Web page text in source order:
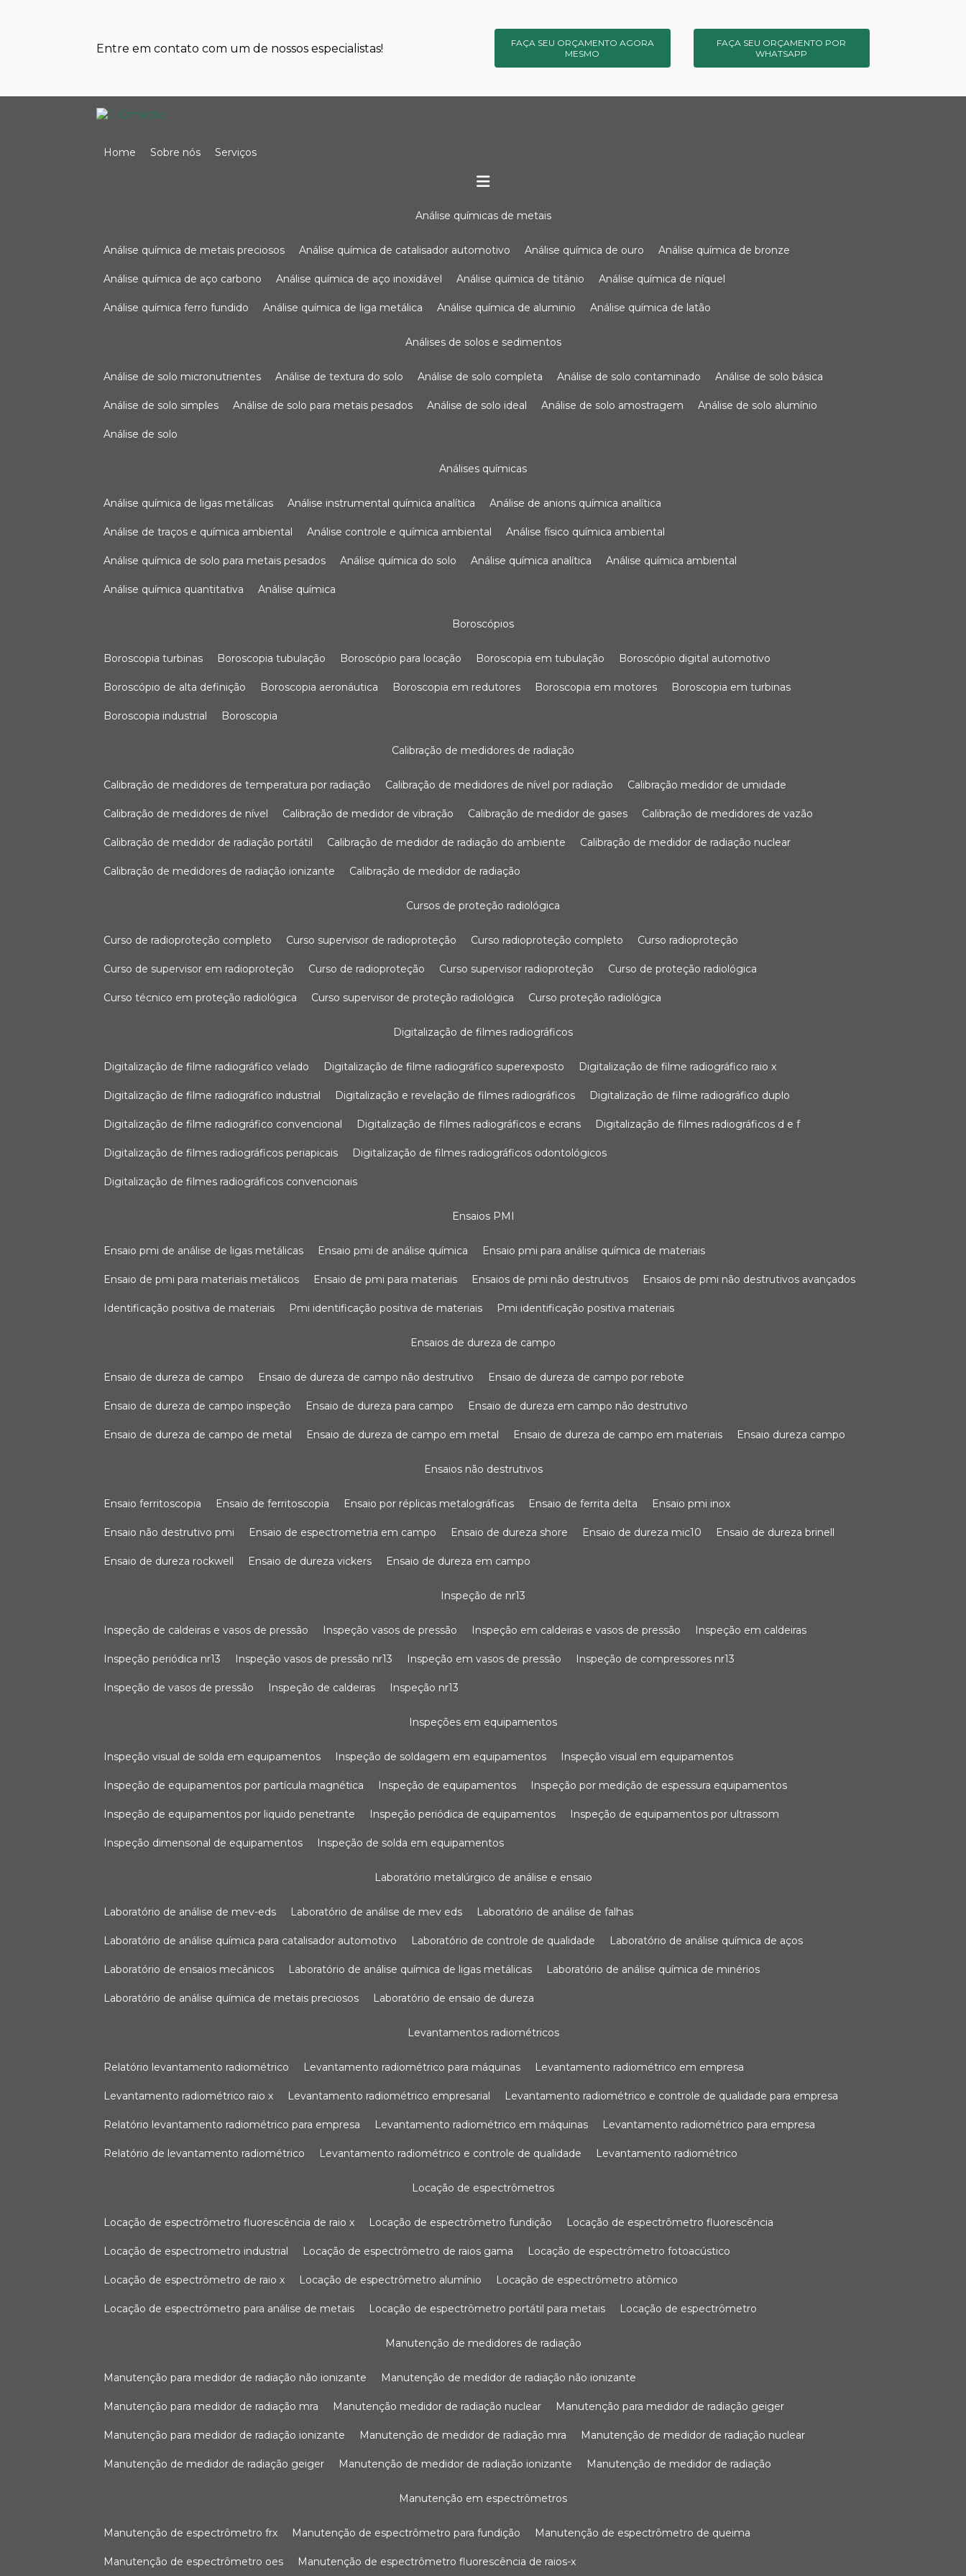
Entre em contato com um de nossos especialistas!
FAÇA SEU ORÇAMENTO AGORA
MESMO
FAÇA SEU ORÇAMENTO POR
WHATSAPP
Home Sobre nós Serviços
análise químicas de metais
análise química de metais preciosos análise química de catalisador automotivo análise química de ouro análise química de bronze
análise química de aço carbono análise química de aço inoxidável análise química de titânio análise química de níquel
análise química ferro fundido análise química de liga metálica análise química de aluminio análise química de latão
análises de solos e sedimentos
análise de solo micronutrientes análise de textura do solo análise de solo completa análise de solo contaminado análise de solo básica
análise de solo simples análise de solo para metais pesados análise de solo ideal análise de solo amostragem análise de solo alumínio
análise de solo
análises químicas
análise química de ligas metálicas análise instrumental química analítica análise de anions química analítica
análise de traços e química ambiental análise controle e química ambiental análise físico química ambiental
análise química de solo para metais pesados análise química do solo análise química analítica análise química ambiental
análise química quantitativa análise química
boroscópios
boroscopia turbinas boroscopia tubulação boroscópio para locação boroscopia em tubulação boroscópio digital automotivo
boroscópio de alta definição boroscopia aeronáutica boroscopia em redutores boroscopia em motores boroscopia em turbinas
boroscopia industrial boroscopia
calibração de medidores de radiação
calibração de medidores de temperatura por radiação calibração de medidores de nível por radiação calibração medidor de umidade
calibração de medidores de nível calibração de medidor de vibração calibração de medidor de gases calibração de medidores de vazão
calibração de medidor de radiação portátil calibração de medidor de radiação do ambiente calibração de medidor de radiação nuclear
calibração de medidores de radiação ionizante calibração de medidor de radiação
cursos de proteção radiológica
curso de radioproteção completo curso supervisor de radioproteção curso radioproteção completo curso radioproteção
curso de supervisor em radioproteção curso de radioproteção curso supervisor radioproteção curso de proteção radiológica
curso técnico em proteção radiológica curso supervisor de proteção radiológica curso proteção radiológica
digitalização de filmes radiográficos
digitalização de filme radiográfico velado digitalização de filme radiográfico superexposto digitalização de filme radiográfico raio x
digitalização de filme radiográfico industrial digitalização e revelação de filmes radiográficos digitalização de filme radiográfico duplo
digitalização de filme radiográfico convencional digitalização de filmes radiográficos e ecrans digitalização de filmes radiográficos d e f
digitalização de filmes radiográficos periapicais digitalização de filmes radiográficos odontológicos
digitalização de filmes radiográficos convencionais
ensaios PMI
ensaio pmi de análise de ligas metálicas ensaio pmi de análise química ensaio pmi para análise química de materiais
ensaio de pmi para materiais metálicos ensaio de pmi para materiais ensaios de pmi não destrutivos ensaios de pmi não destrutivos avançados
identificação positiva de materiais pmi identificação positiva de materiais pmi identificação positiva materiais
ensaios de dureza de campo
ensaio de dureza de campo ensaio de dureza de campo não destrutivo ensaio de dureza de campo por rebote
ensaio de dureza de campo inspeção ensaio de dureza para campo ensaio de dureza em campo não destrutivo
ensaio de dureza de campo de metal ensaio de dureza de campo em metal ensaio de dureza de campo em materiais ensaio dureza campo
ensaios não destrutivos
ensaio ferritoscopia ensaio de ferritoscopia ensaio por réplicas metalográficas ensaio de ferrita delta ensaio pmi inox
ensaio não destrutivo pmi ensaio de espectrometria em campo ensaio de dureza shore ensaio de dureza mic10 ensaio de dureza brinell
ensaio de dureza rockwell ensaio de dureza vickers ensaio de dureza em campo
inspeção de nr13
inspeção de caldeiras e vasos de pressão inspeção vasos de pressão inspeção em caldeiras e vasos de pressão inspeção em caldeiras
inspeção periódica nr13 inspeção vasos de pressão nr13 inspeção em vasos de pressão inspeção de compressores nr13
inspeção de vasos de pressão inspeção de caldeiras inspeção nr13
inspeções em equipamentos
inspeção visual de solda em equipamentos inspeção de soldagem em equipamentos inspeção visual em equipamentos
inspeção de equipamentos por partícula magnética inspeção de equipamentos inspeção por medição de espessura equipamentos
inspeção de equipamentos por liquido penetrante inspeção periódica de equipamentos inspeção de equipamentos por ultrassom
inspeção dimensonal de equipamentos inspeção de solda em equipamentos
laboratório metalúrgico de análise e ensaio
laboratório de análise de mev-eds laboratório de análise de mev eds laboratório de análise de falhas
laboratório de análise química para catalisador automotivo laboratório de controle de qualidade laboratório de análise química de aços
laboratório de ensaios mecânicos laboratório de análise química de ligas metálicas laboratório de análise química de minérios
laboratório de análise química de metais preciosos laboratório de ensaio de dureza
levantamentos radiométricos
relatório levantamento radiométrico levantamento radiométrico para máquinas levantamento radiométrico em empresa
levantamento radiométrico raio x levantamento radiométrico empresarial levantamento radiométrico e controle de qualidade para empresa
relatório levantamento radiométrico para empresa levantamento radiométrico em máquinas levantamento radiométrico para empresa
relatório de levantamento radiométrico levantamento radiométrico e controle de qualidade levantamento radiométrico
locação de espectrômetros
locação de espectrômetro fluorescência de raio x locação de espectrômetro fundição locação de espectrômetro fluorescência
locação de espectrometro industrial locação de espectrômetro de raios gama locação de espectrômetro fotoacústico
locação de espectrômetro de raio x locação de espectrômetro alumínio locação de espectrômetro atômico
locação de espectrômetro para análise de metais locação de espectrômetro portátil para metais locação de espectrômetro
manutenção de medidores de radiação
manutenção para medidor de radiação não ionizante manutenção de medidor de radiação não ionizante
manutenção para medidor de radiação mra manutenção medidor de radiação nuclear manutenção para medidor de radiação geiger
manutenção para medidor de radiação ionizante manutenção de medidor de radiação mra manutenção de medidor de radiação nuclear
manutenção de medidor de radiação geiger manutenção de medidor de radiação ionizante manutenção de medidor de radiação
manutenção em espectrômetros
manutenção de espectrômetro frx manutenção de espectrômetro para fundição manutenção de espectrômetro de queima
manutenção de espectrômetro oes manutenção de espectrômetro fluorescência de raios-x